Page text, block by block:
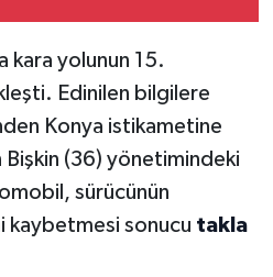
kara yolunun 15.
Edinilen bilgilere
Konya istikametine
Bişkin (36) yönetimindeki
sürücünün
kaybetmesi sonucu takla